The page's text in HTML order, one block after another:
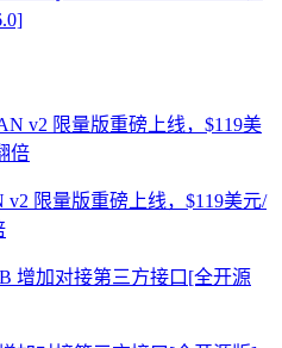
限量版重磅上线，$119美元/